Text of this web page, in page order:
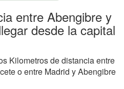
entre Abengibre y
desde la capital
Kilometros de distancia entre
o entre Madrid y Abengibre